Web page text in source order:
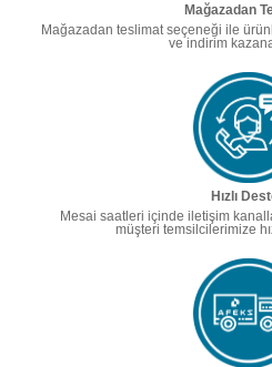
Mağazadan
Mağazadan teslimat seçeneği ile
ve indirim
Hızlı
Mesai saatleri içinde iletişim
müşteri temsilcilerimize